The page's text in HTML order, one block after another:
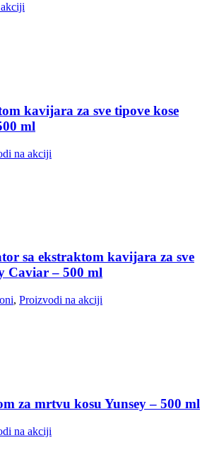
kavijara za sve tipove kose
ml
na akciji
sa ekstraktom kavijara za sve
Caviar – 500 ml
, Proizvodi na akciji
za mrtvu kosu Yunsey – 500 ml
na akciji